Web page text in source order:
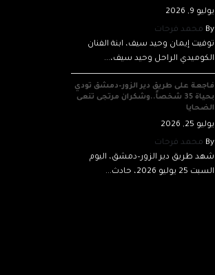
يوليو 9, 2026
By محمد فرحات
توفيت إيمان وحيد سيف، ابنة الفنان
الكوميدي الراحل وحيد سيف،...
فاجعة على طريق دير الزور–دمشق تودي
بحياة 35 شخصاً..وشكران مرتجى تنعى
الضحايا
يوليو 25, 2026
By محمد فرحات
شهد طريق دير الزور–دمشق، اليوم
السبت 25 يوليو 2026، حادث...